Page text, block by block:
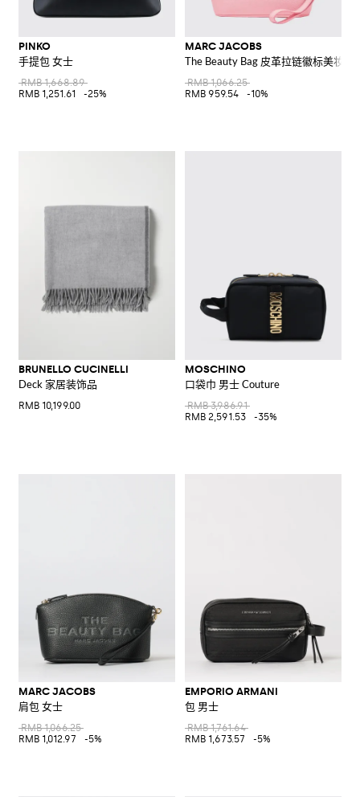
PINKO
手提包 女士
RMB 1,668.89
RMB 1,251.61
-25%
MARC JACOBS
The Beauty Bag 皮革拉链徽标美妆包
RMB 1,066.25
RMB 959.54
-10%
BRUNELLO CUCINELLI
Deck 家居装饰品
RMB 10,199.00
MOSCHINO
口袋巾 男士 Couture
RMB 3,986.91
RMB 2,591.53
-35%
MARC JACOBS
肩包 女士
RMB 1,066.25
RMB 1,012.97
-5%
EMPORIO ARMANI
包 男士
RMB 1,761.64
RMB 1,673.57
-5%